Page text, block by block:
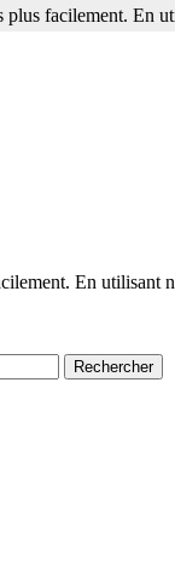
En
facilement. En